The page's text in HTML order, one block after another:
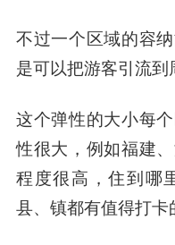
不过一个区域的容
是可以把游客引流到
这个弹性的大小每
性很大，例如福建
程度很高，住到哪
县、镇都有值得打卡